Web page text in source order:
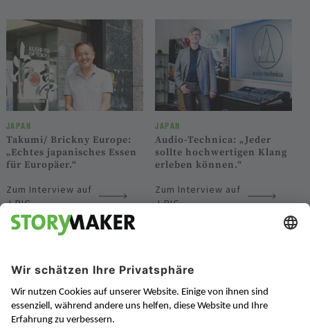
JAPAN
Takumi/ Brickny Europe:
„Echtes japanisches Essen
für Europäer.“
Zum Interview auf
J-BIG
JAPAN
Audio-Technica: „Jeder
sollte hochwertigen Klang
erleben können.“
Zum Interview auf
J-BIG